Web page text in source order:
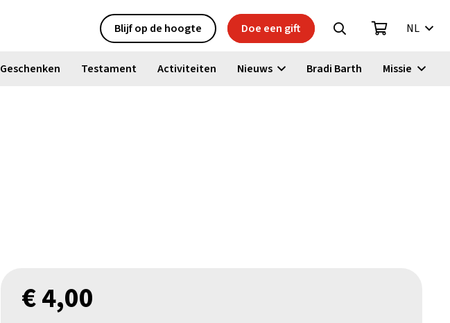
Blijf op de hoogte Doe een gift NL
Geschenken Testament Activiteiten Nieuws Bradi Barth Missie
€4,00